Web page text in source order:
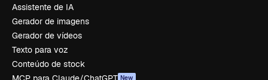
Assistente de IA
Gerador de imagens
Gerador de vídeos
Texto para voz
Conteúdo de stock
New